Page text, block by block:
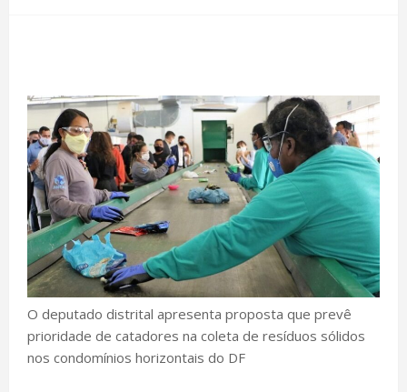
O deputado distrital apresenta proposta que prevê
prioridade de catadores na coleta de resíduos sólidos
nos condomínios horizontais do DF